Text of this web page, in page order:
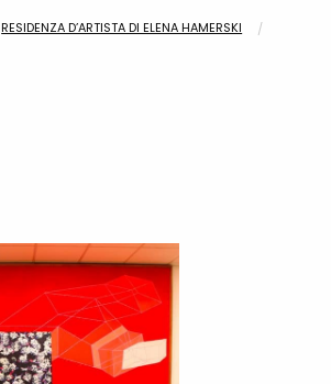
RESIDENZA D’ARTISTA DI ELENA HAMERSKI